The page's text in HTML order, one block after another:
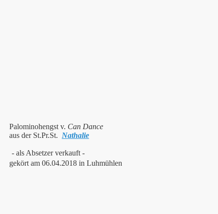
Palominohengst v. Can Dance
aus der St.Pr.St. Nathalie
- als Absetzer verkauft -
gekört am 06.04.2018 in Luhmühlen